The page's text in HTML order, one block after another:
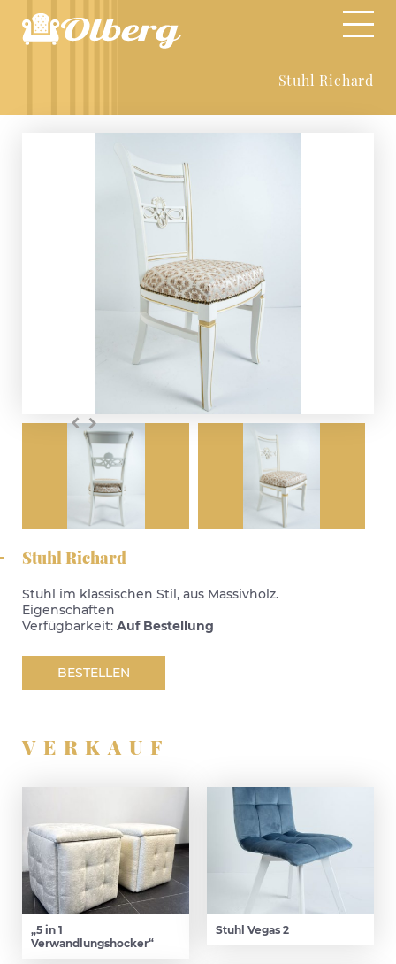
Stuhl Richard
Stuhl Richard
Stuhl im klassischen Stil, aus Massivholz.
Eigenschaften
Verfügbarkeit: Auf Bestellung
BESTELLEN
VERKAUF
„5 in 1
Verwandlungshocker“
Stuhl Vegas 2